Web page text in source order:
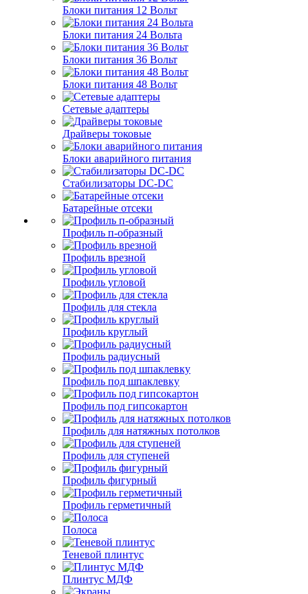
Блоки питания 12 Вольт
Блоки питания 24 Вольта
Блоки питания 36 Вольт
Блоки питания 48 Вольт
Сетевые адаптеры
Драйверы токовые
Блоки аварийного питания
Стабилизаторы DC-DC
Батарейные отсеки
Профиль п-образный
Профиль врезной
Профиль угловой
Профиль для стекла
Профиль круглый
Профиль радиусный
Профиль под шпаклевку
Профиль под гипсокартон
Профиль для натяжных потолков
Профиль для ступеней
Профиль фигурный
Профиль герметичный
Полоса
Теневой плинтус
Плинтус МДФ